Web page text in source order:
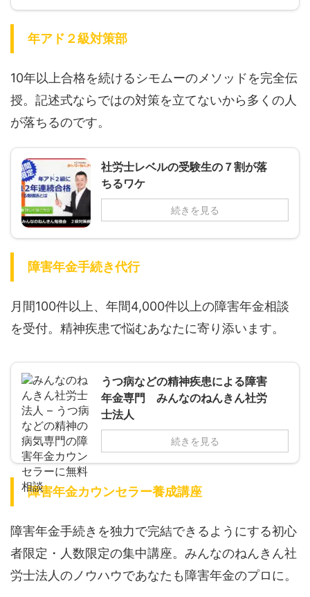
年アド２級対策部
10年以上合格を続けるシモムーのメソッドを完全伝
授。記述式ならではの対策を立てないから多くの人
が落ちるのです。
社労士レベルの受験生の７割が落
ちるワケ
続きを見る
障害年金手続き代行
月間100件以上、年間4,000件以上の障害年金相談
を受付。精神疾患で悩むあなたに寄り添います。
うつ病などの精神疾患による障害
年金専門 みんなのねんきん社労
士法人
続きを見る
障害年金カウンセラー養成講座
障害年金手続きを独力で完結できるようにする初心
者限定・人数限定の集中講座。みんなのねんきん社
労士法人のノウハウであなたも障害年金のプロに。